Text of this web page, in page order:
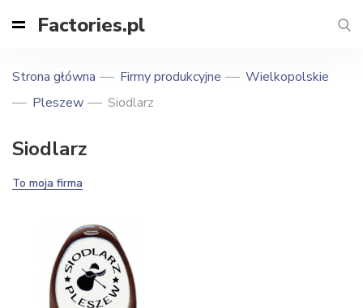
Factories.pl
Strona główna Firmy produkcyjne
Wielkopolskie
Pleszew
Siodlarz
Siodlarz
To moja firma